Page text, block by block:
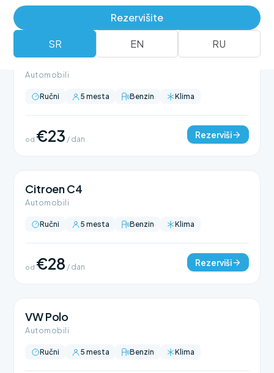
Rezervišite
SR EN RU
Citroen C3
Automobili
Ručni 5 mesta Benzin Klima
od €23 / dan Rezerviši
Citroen C4
Automobili
Ručni 5 mesta Benzin Klima
od €28 / dan Rezerviši
VW Polo
Automobili
Ručni 5 mesta Benzin Klima